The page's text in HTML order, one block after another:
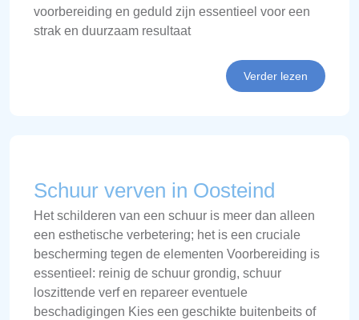
voorbereiding en geduld zijn essentieel voor een
strak en duurzaam resultaat
Verder lezen
Schuur verven in Oosteind
Het schilderen van een schuur is meer dan alleen
een esthetische verbetering; het is een cruciale
bescherming tegen de elementen Voorbereiding is
essentieel: reinig de schuur grondig, schuur
loszittende verf en repareer eventuele
beschadigingen Kies een geschikte buitenbeits of